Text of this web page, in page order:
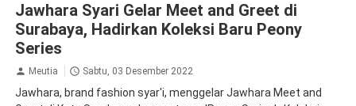
Jawhara Syari Gelar Meet and Greet di
Surabaya, Hadirkan Koleksi Baru Peony
Series
Meutia Sabtu, 03 Desember 2022
Jawhara, brand fashion syar'i, menggelar Jawhara Meet and